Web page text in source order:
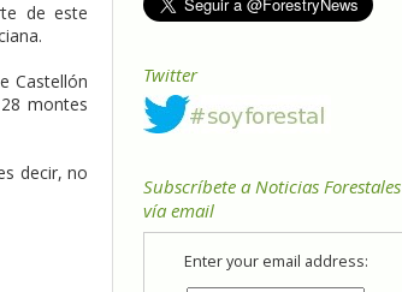
de este
Castellón
montes
decir, no
Twitter
Subscríbete a Noticias Forestales
vía email
Enter your email address: